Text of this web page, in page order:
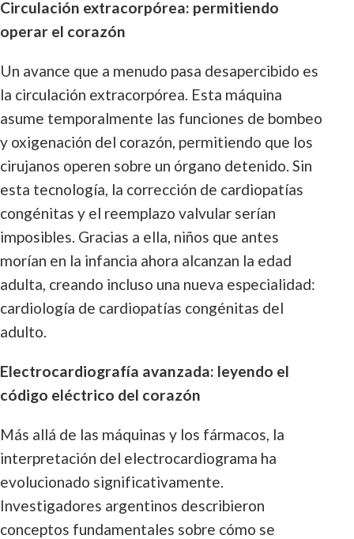
Circulación extracorpórea: permitiendo
operar el corazón
Un avance que a menudo pasa desapercibido es
la circulación extracorpórea. Esta máquina
asume temporalmente las funciones de bombeo
y oxigenación del corazón, permitiendo que los
cirujanos operen sobre un órgano detenido. Sin
esta tecnología, la corrección de cardiopatías
congénitas y el reemplazo valvular serían
imposibles. Gracias a ella, niños que antes
morían en la infancia ahora alcanzan la edad
adulta, creando incluso una nueva especialidad:
cardiología de cardiopatías congénitas del
adulto.
Electrocardiografía avanzada: leyendo el
código eléctrico del corazón
Más allá de las máquinas y los fármacos, la
interpretación del electrocardiograma ha
evolucionado significativamente.
Investigadores argentinos describieron
conceptos fundamentales sobre cómo se